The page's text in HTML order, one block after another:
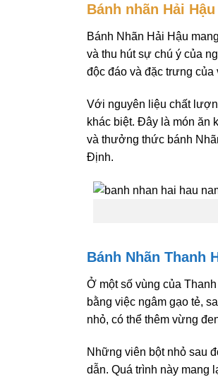
Bánh nhãn Hải Hậu
Bánh Nhãn Hải Hậu
và thu hút sự chú ý của
độc đáo và đặc trưng
Với nguyên liệu chất
khác biệt. Đây là món ăn
và thưởng thức bánh
Định.
Bánh Nhãn Thanh
Ở một số vùng của
bằng việc ngâm gạo tẻ,
nhỏ, có thể thêm vừng
Những viên bột nhỏ sau
dẫn. Quá trình này mang